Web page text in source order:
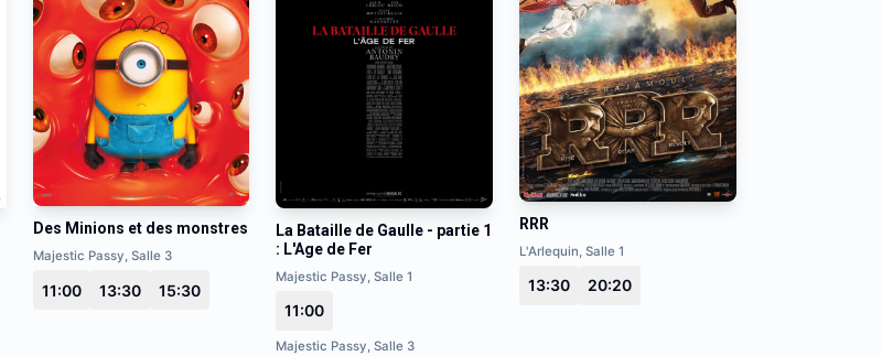
Des Minions et des monstres
Majestic Passy, Salle 3
11:00 13:30 15:30
La Bataille de Gaulle - partie 1
: L'Age de Fer
Majestic Passy, Salle 1
11:00
Majestic Passy, Salle 3
RRR
L'Arlequin, Salle 1
13:30 20:20